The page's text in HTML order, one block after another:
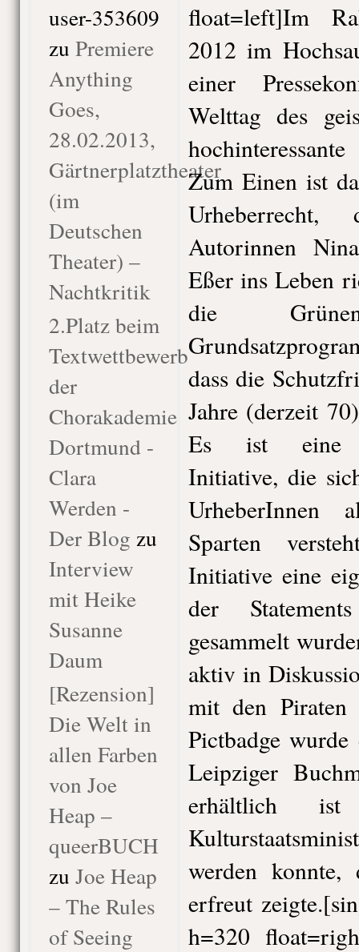
user-353609
zu Premiere
Anything
Goes,
28.02.2013,
Gärtnerplatztheater
(im
Deutschen
Theater) –
Nachtkritik
2.Platz beim
Textwettbewerb
der
Chorakademie
Dortmund -
Clara
Werden -
Der Blog zu
Interview
mit Heike
Susanne
Daum
[Rezension]
Die Welt in
allen Farben
von Joe
Heap –
queerBUCH
zu Joe Heap
– The Rules
of Seeing
float=left]Im
2012 im
einer
Welttag des
Zum Einen ist
Autorinnen
Eßer ins Leben
die
dass die
Jahre (derzeit
Es ist eine
Initiative, die
UrheberInnen
Sparten
Initiative eine
der
gesammelt
aktiv in
mit den
Pictbadge
Leipziger
erhältlich
werden
erfreut
h=320